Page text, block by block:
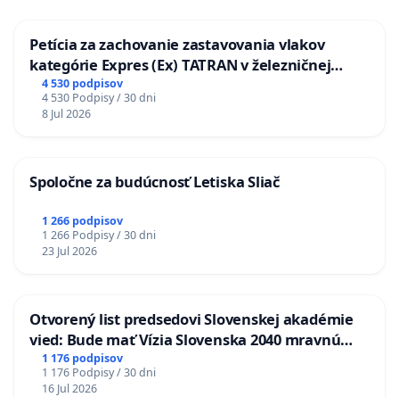
Petícia za zachovanie zastavovania vlakov
kategórie Expres (Ex) TATRAN v železničnej
stanici Púchov
4 530 podpisov
4 530 Podpisy / 30 dni
8 Jul 2026
Spoločne za budúcnosť Letiska Sliač
1 266 podpisov
1 266 Podpisy / 30 dni
23 Jul 2026
Otvorený list predsedovi Slovenskej akadémie
vied: Bude mať Vízia Slovenska 2040 mravnú
chrbticu?
1 176 podpisov
1 176 Podpisy / 30 dni
16 Jul 2026